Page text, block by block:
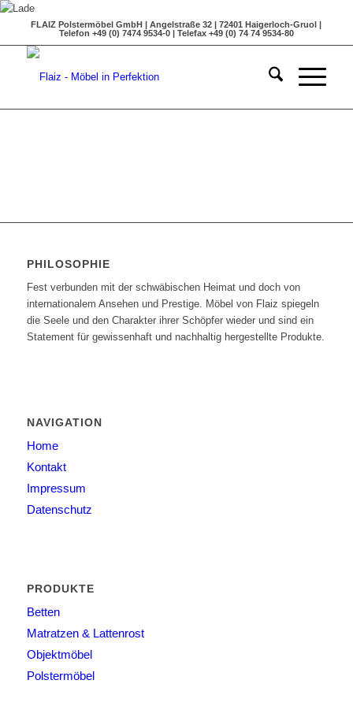
FLAIZ Polstermöbel GmbH | Angelstraße 32 | 72401 Haigerloch-Gruol |
Telefon +49 (0) 7474 9534-0 | Telefax +49 (0) 74 74 9534-80
PHILOSOPHIE
Fest verbunden mit der schwäbischen Heimat und doch von
internationalem Ansehen und Prestige. Möbel von Flaiz spiegeln
die Seele und den Charakter ihrer Schöpfer wieder und sind ein
Statement für gewissenhaft und nachhaltig hergestellte Produkte.
NAVIGATION
Home
Kontakt
Impressum
Datenschutz
PRODUKTE
Betten
Matratzen & Lattenrost
Objektmöbel
Polstermöbel